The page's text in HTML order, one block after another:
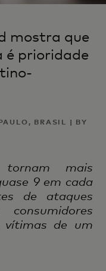
mostra que
é prioridade
BRASIL | BY
mais
9 em cada
de ataques
de um